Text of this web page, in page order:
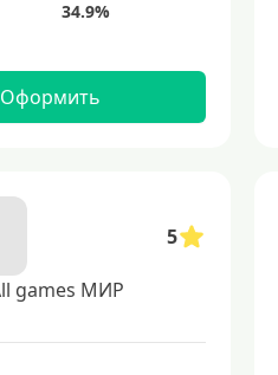
Оформить
5
games МИР